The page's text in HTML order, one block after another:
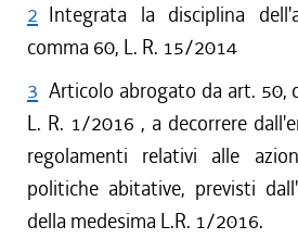
2 Integrata la disciplina
comma 60, L. R. 15/2014
3 Articolo abrogato da art. 50,
L. R. 1/2016 , a decorrere
regolamenti relativi alle
politiche abitative, previsti
della medesima L.R. 1/2016.